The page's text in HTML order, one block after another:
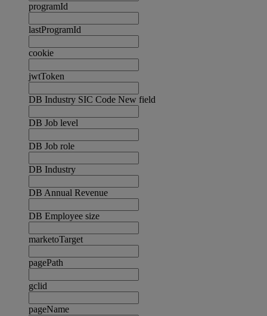
programId
lastProgramId
cookie
jwtToken
DB Industry SIC Code New field
DB Job level
DB Job role
DB Industry
DB Annual Revenue
DB Employee size
marketoTarget
pagePath
gclid
pageName